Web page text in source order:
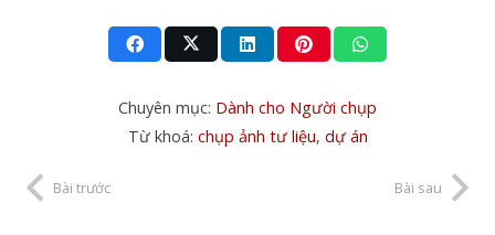
Chuyên mục: Dành cho Người chụp
Từ khoá: chụp ảnh tư liệu, dự án
Bài trước Bài sau